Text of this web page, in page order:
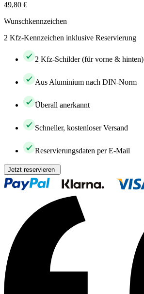
49,80 €
Wunschkennzeichen
2 Kfz-Kennzeichen inklusive Reservierung
2 Kfz-Schilder (für vorne & hinten)
Aus Aluminium nach DIN-Norm
Überall anerkannt
Schneller, kostenloser Versand
Reservierungsdaten per E-Mail
Jetzt reservieren